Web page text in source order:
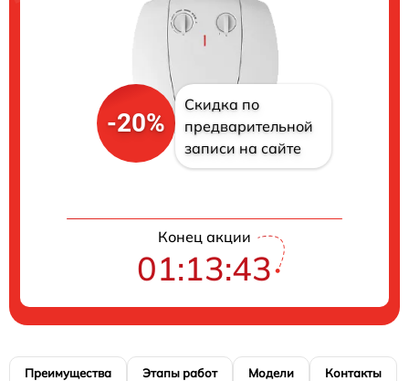
-20%
Скидка по
предварительной
записи на сайте
Конец акции
01:13:42
Преимущества Этапы работ Модели Контакты